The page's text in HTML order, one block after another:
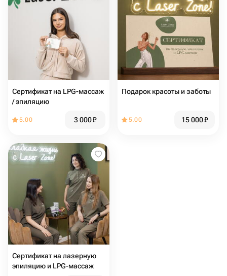
Сертификат на LPG-массаж
/ эпиляцию
5.00 3 000₽
Подарок красоты и заботы
5.00 15 000₽
Сертификат на лазерную
эпиляцию и LPG-массаж